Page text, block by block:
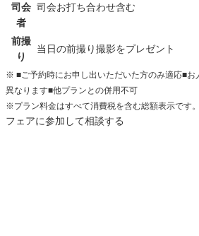
司会
者
司会お打ち合わせ含む
前撮
り
当日の前撮り撮影をプレゼント
※ ■ご予約時にお申し出いただいた方のみ適応■お
異なります■他プランとの併用不可
※プラン料金はすべて消費税を含む総額表示です。
フェアに参加して相談する